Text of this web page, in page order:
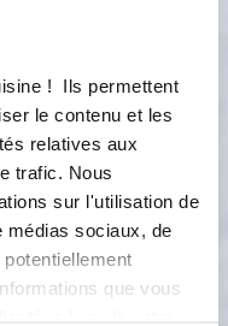
! Ils permettent
le contenu et les
relatives aux
trafic. Nous
sur l'utilisation de
médias sociaux, de
que vous
fondu et
le lait tout en
obtenir une
et homogène.